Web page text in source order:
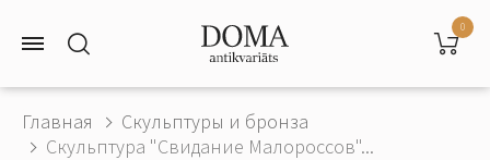
0
Главная
Скульптуры и бронза
Скульптура "Свидание Малороссов"...